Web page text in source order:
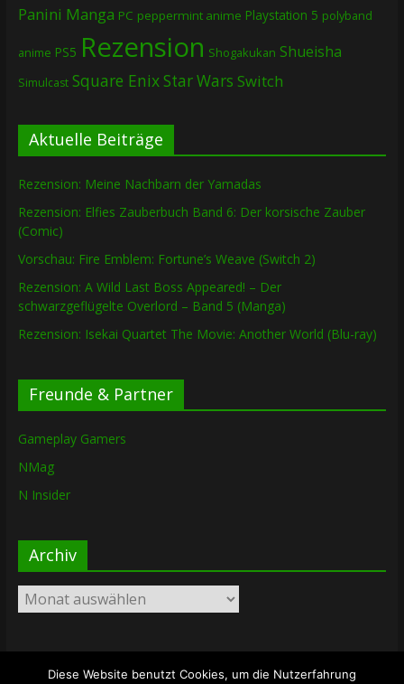
Panini Manga PC peppermint anime Playstation 5 polyband
anime PS5 Rezension Shogakukan Shueisha
Simulcast Square EnixStar Wars Switch
Aktuelle Beiträge
Rezension: Meine Nachbarn der Yamadas
Rezension: Elfies Zauberbuch Band 6: Der korsische Zauber
(Comic)
Vorschau: Fire Emblem: Fortune’s Weave (Switch 2)
Rezension: A Wild Last Boss Appeared! – Der
schwarzgeflügelte Overlord – Band 5 (Manga)
Rezension: Isekai Quartet The Movie: Another World (Blu-ray)
Freunde & Partner
Gameplay Gamers
NMag
N Insider
Archiv
Archiv
Diese Website benutzt Cookies, um die Nutzerfahrung